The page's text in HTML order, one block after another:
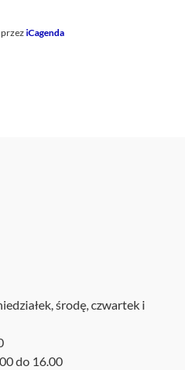
iCagenda
środę, czwartek i
do 16.00